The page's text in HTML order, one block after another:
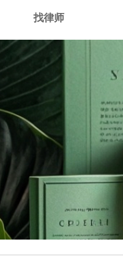
找律师